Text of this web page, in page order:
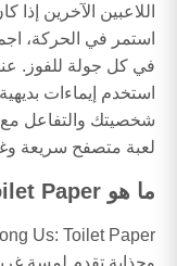
اللاعبين الآخرين إذا
استمر في الحركة،
في كل جولة للفوز.
استخدم إيماءات
شخصيتك والتفاعل مع
لعبة متصفح سريعة
ما هو Among Us: Toilet Paper؟